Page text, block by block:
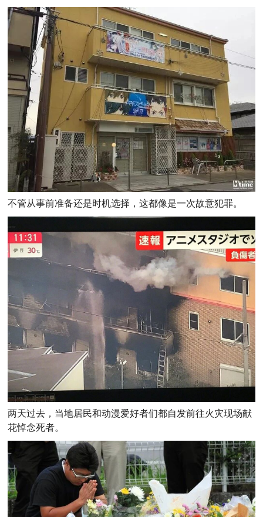
不管从事前准备还是时机选择，这都像是一次故意犯罪。
两天过去，当地居民和动漫爱好者们都自发前往火灾现场献
花悼念死者。